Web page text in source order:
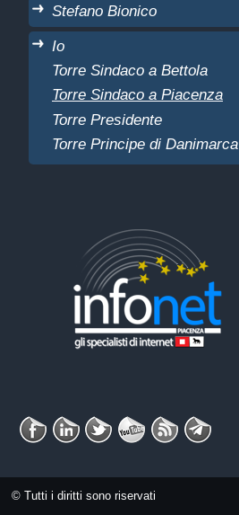
Stefano Bionico
Io
Torre Sindaco a Bettola
Torre Sindaco a Piacenza
Torre Presidente
Torre Principe di Danimarca
© Tutti i diritti sono riservati